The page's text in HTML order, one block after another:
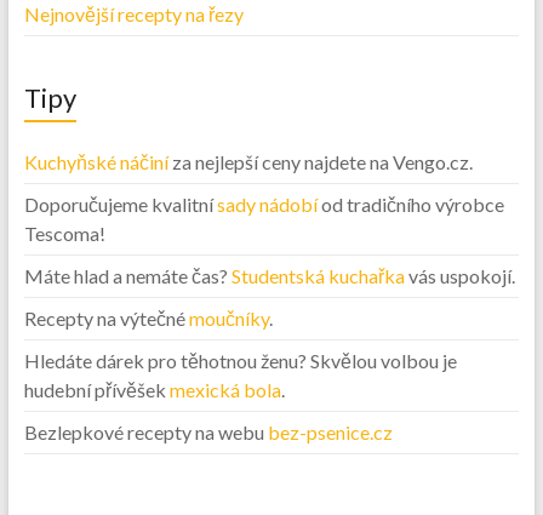
Nejnovější recepty na řezy
Tipy
Kuchyňské náčiníza nejlepší ceny najdete na Vengo.cz.
Doporučujeme kvalitnísady nádobíod tradičního výrobce
Tescoma!
Máte hlad a nemáte čas? Studentská kuchařkavás uspokojí.
Recepty na výtečnémoučníky.
Hledáte dárek pro těhotnou ženu? Skvělou volbou je
hudební přívěšek mexická bola.
Bezlepkové recepty na webu bez-psenice.cz